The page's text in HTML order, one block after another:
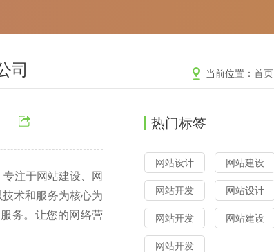
当前位置：首页
司
注于网站建设、网
术和服务为核心为
务。让您的网络营
热门标签
网站设计 网站建设
网站开发 网站设计
网站开发 网站建设
网站开发